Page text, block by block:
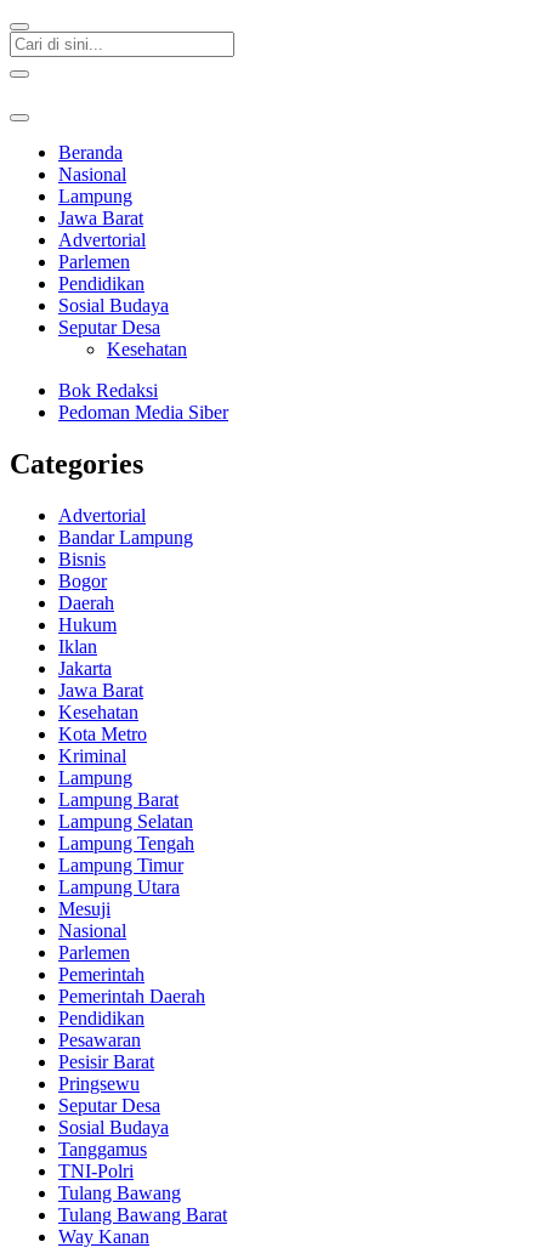
Beranda
Nasional
Lampung
Jawa Barat
Advertorial
Parlemen
Pendidikan
Sosial Budaya
Seputar Desa
Kesehatan
Bok Redaksi
Pedoman Media Siber
Categories
Advertorial
Bandar Lampung
Bisnis
Bogor
Daerah
Hukum
Iklan
Jakarta
Jawa Barat
Kesehatan
Kota Metro
Kriminal
Lampung
Lampung Barat
Lampung Selatan
Lampung Tengah
Lampung Timur
Lampung Utara
Mesuji
Nasional
Parlemen
Pemerintah
Pemerintah Daerah
Pendidikan
Pesawaran
Pesisir Barat
Pringsewu
Seputar Desa
Sosial Budaya
Tanggamus
TNI-Polri
Tulang Bawang
Tulang Bawang Barat
Way Kanan